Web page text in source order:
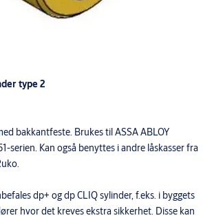
type 2
bakkantfeste. Brukes til ASSA ABLOY
serien. Kan også benyttes i andre låskasser fra
dp+ og dp CLIQ sylinder, f.eks. i byggets
hvor det kreves ekstra sikkerhet. Disse kan